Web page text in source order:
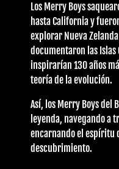
Los Merry Boys
hasta California y
explorar Nueva
documentaron las Islas
inspirarían 130 años
teoría de la evolución.
Así, los Merry Boys del
leyenda, navegando a
encarnando el espíritu
descubrimiento.